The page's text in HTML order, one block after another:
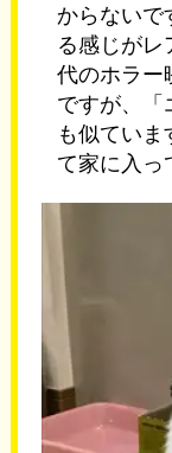
からないで
る感じがレ
代のホラー
ですが、「
も似てい
て家に入っ